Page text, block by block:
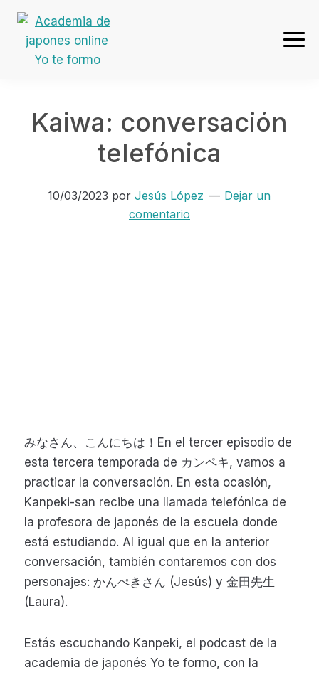
navegación
principal
contenido
principal
Academia
online
formo
Kaiwa: conversación
telefónica
10/03/2023 porJesús López
Dejar un
comentario
みなさん、こんにちは！En el tercer episodio de
esta tercera temporada de カンペキ, vamos a
practicar la conversación. En esta ocasión,
Kanpeki-san recibe una llamada telefónica de
la profesora de japonés de la escuela donde
está estudiando. Al igual que en la anterior
conversación, también contaremos con dos
personajes: かんぺきさん (Jesús) y 金田先生
(Laura).
Estás escuchando Kanpeki, el podcast de la
academia de japonés Yo te formo, con la